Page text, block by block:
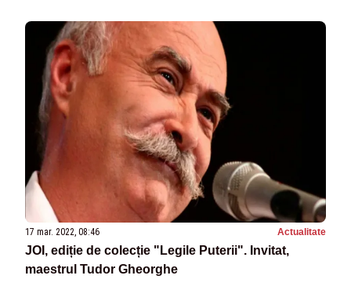
17 mar. 2022, 08:46 Actualitate
JOI, ediție de colecție "Legile Puterii". Invitat,
maestrul Tudor Gheorghe